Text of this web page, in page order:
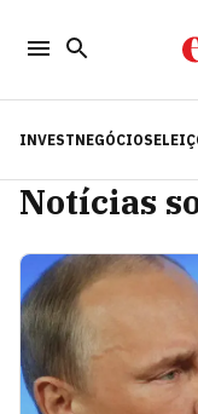
INVESTNEGÓCIOS
Notícias